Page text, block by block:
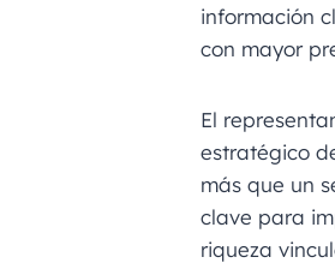
información
con mayor
El
estratégico
más que un
clave para
riqueza